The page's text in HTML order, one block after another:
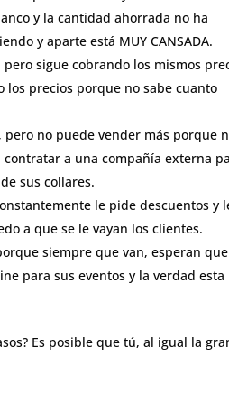
y la cantidad ahorrada no ha
y aparte está MUY CANSADA.
sigue cobrando los mismos
precios porque no sabe cuanto
no puede vender más porque
a una compañía externa
sus collares.
le pide descuentos y
a que se le vayan los clientes.
siempre que van, esperan
para sus eventos y la verdad esta
Es posible que tú, al igual la